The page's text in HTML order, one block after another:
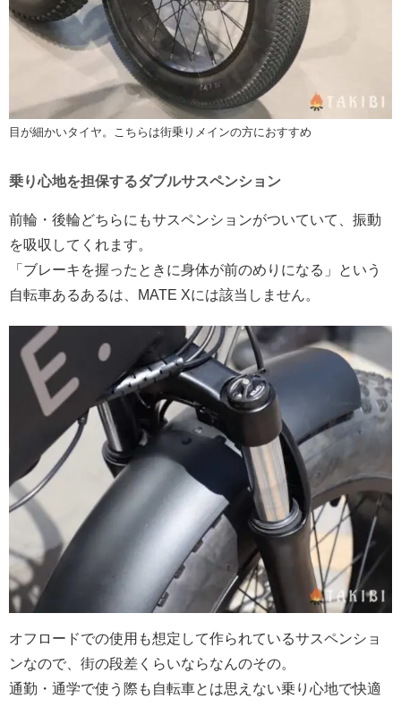
目が細かいタイヤ。こちらは街乗りメインの方におすすめ
乗り心地を担保するダブルサスペンション
前輪・後輪どちらにもサスペンションがついていて、振動
を吸収してくれます。
「ブレーキを握ったときに身体が前のめりになる」という
自転車あるあるは、MATE Xには該当しません。
オフロードでの使用も想定して作られているサスペンショ
ンなので、街の段差くらいならなんのその。
通勤・通学で使う際も自転車とは思えない乗り心地で快適